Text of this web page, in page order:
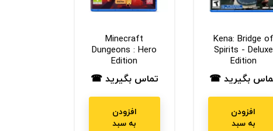
Kena: Bridge of
Spirits - Deluxe
Edition
بگیرید ☎
افزودن
به سبد
Minecraft
Dungeons : Hero
Edition
قیمت
تماس بگیرید ☎
افزودن
به سبد